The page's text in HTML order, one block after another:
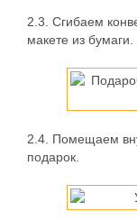
2.3. Сгибаем
макете из бумаги.
2.4. Помещаем
подарок.